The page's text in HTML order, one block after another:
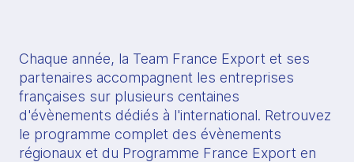
Chaque année, la Team France Export et ses
partenaires accompagnent les entreprises
françaises sur plusieurs centaines
d'évènements dédiés à l'international. Retrouvez
le programme complet des évènements
régionaux et du Programme France Export en